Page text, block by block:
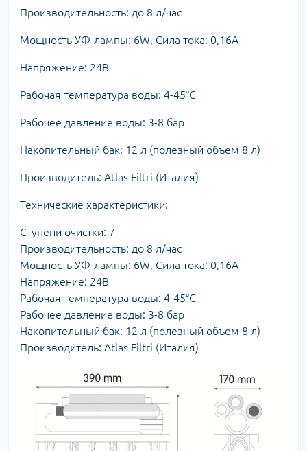
Производительность: до 8 л/час
Мощность УФ-лампы: 6W, Сила тока: 0,16А
Напряжение: 24В
Рабочая температура воды: 4-45°C
Рабочее давление воды: 3-8 бар
Накопительный бак: 12 л (полезный объем 8 л)
Производитель: Atlas Filtri (Италия)
Технические характеристики:
Ступени очистки: 7
Производительность: до 8 л/час
Мощность УФ-лампы: 6W, Сила тока: 0,16А
Напряжение: 24В
Рабочая температура воды: 4-45°C
Рабочее давление воды: 3-8 бар
Накопительный бак: 12 л (полезный объем 8 л)
Производитель: Atlas Filtri (Италия)